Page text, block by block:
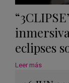
eclipses
Leer más